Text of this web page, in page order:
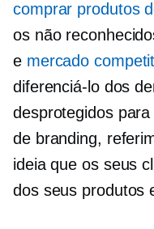
comprar produtos
os não
e mercado
diferenciá-lo dos
desprotegidos
de branding,
ideia que os seus
dos seus produtos